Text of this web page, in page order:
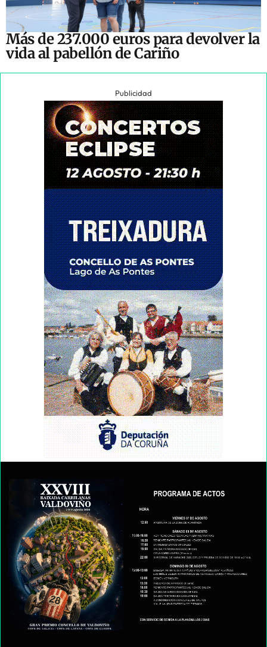
Más de 237.000 euros para devolver la
vida al pabellón de Cariño
Publicidad